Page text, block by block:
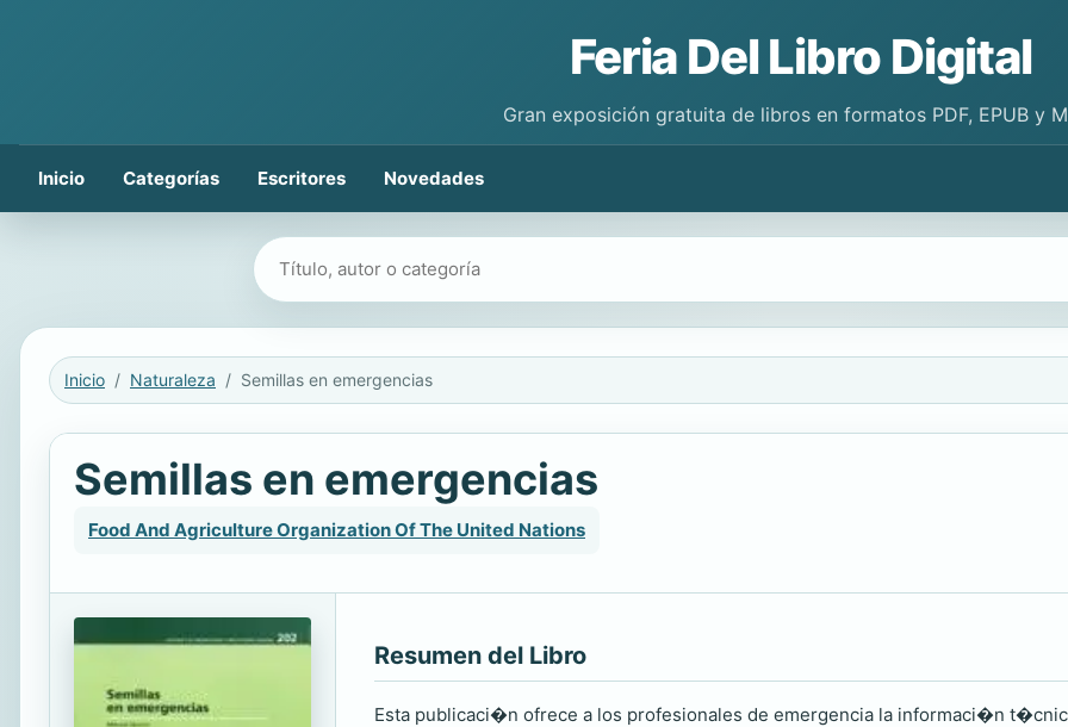
Feria Del Libro Digital
Gran exposición gratuita de libros en formatos PDF, EPUB y
Inicio Categorías Escritores Novedades
Buscar libros
Inicio Naturaleza Semillas en emergencias
Semillas en emergencias
Food And Agriculture Organization Of The United Nations
Resumen del Libro
Esta publicaci�n ofrece a los profesionales de emergencia la informaci�n